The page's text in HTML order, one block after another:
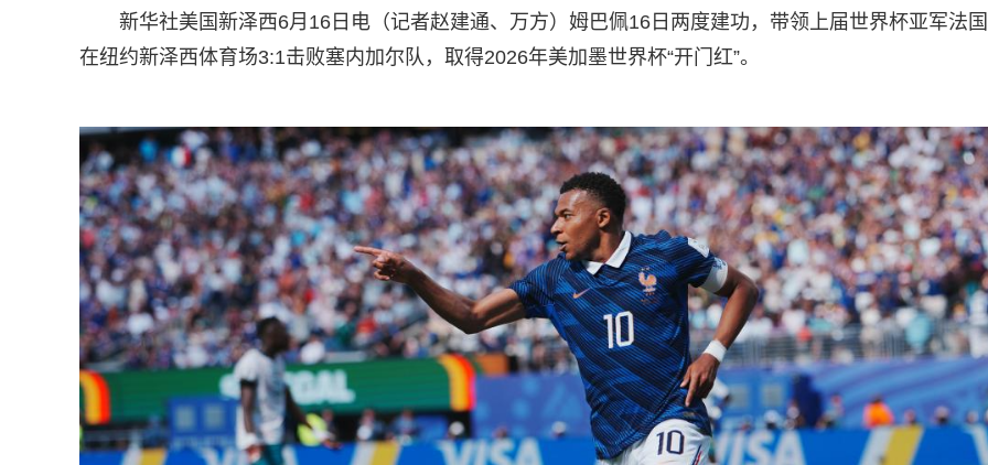
新华社美国新泽西6月16日电（记者赵建通、万方）姆巴佩16日两度建功，带领上届世界杯亚军法
在纽约新泽西体育场3:1击败塞内加尔队，取得2026年美加墨世界杯“开门红”。